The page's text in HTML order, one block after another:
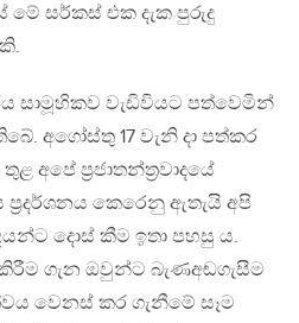
මේ සර්කස් එක දැක පුරුදු
සාමූහිකව වැඩිවියට පත්වෙමින්
අගෝස්තු 17 වැනි දා පත්කර
අපේ ප‍්‍රජාතන්ත‍්‍රවාදයේ
ප‍්‍රදර්ශනය කෙරෙනු ඇතැයි අපි
දොස් කීම ඉතා පහසු ය.
ගැන ඔවුන්ට බැණඅඬගැසීම
වෙනස් කර ගැනීමේ සෑම